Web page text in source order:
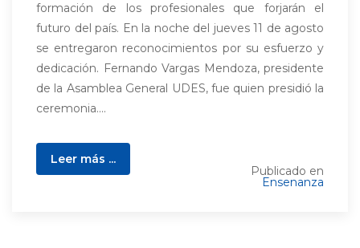
formación de los profesionales que forjarán el
futuro del país. En la noche del jueves 11 de agosto
se entregaron reconocimientos por su esfuerzo y
dedicación. Fernando Vargas Mendoza, presidente
de la Asamblea General UDES, fue quien presidió la
ceremonia....
Leer más ...
Publicado en
Ensenanza